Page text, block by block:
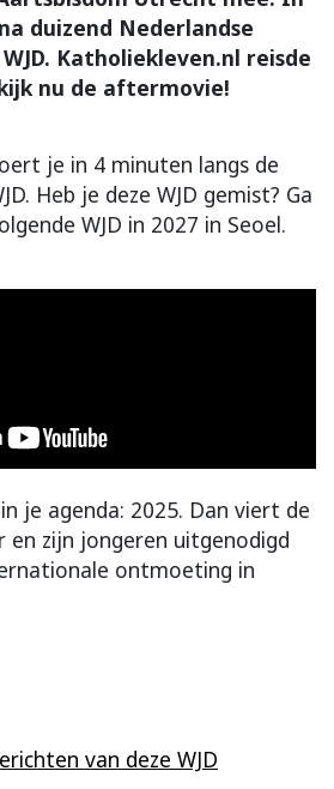
duizend Nederlandse
Katholiekleven.nl reisde
nu de aftermovie!
je in 4 minuten langs de
Heb je deze WJD gemist? Ga
WJD in 2027 in Seoel.
je agenda: 2025. Dan viert de
en zijn jongeren uitgenodigd
ontmoeting in
van deze WJD